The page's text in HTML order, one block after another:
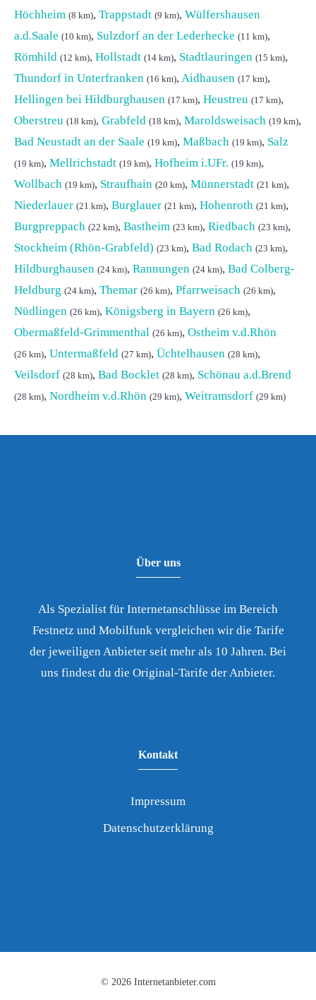
Höchheim (8 km), Trappstadt (9 km), Wülfershausen
a.d.Saale (10 km), Sulzdorf an der Lederhecke (11 km),
Römhild (12 km), Hollstadt (14 km), Stadtlauringen (15 km),
Thundorf in Unterfranken (16 km), Aidhausen (17 km),
Hellingen bei Hildburghausen (17 km), Heustreu (17 km),
Oberstreu (18 km), Grabfeld (18 km), Maroldsweisach (19 km),
Bad Neustadt an der Saale (19 km), Maßbach (19 km), Salz
(19 km), Mellrichstadt (19 km), Hofheim i.UFr. (19 km),
Wollbach (19 km), Straufhain (20 km), Münnerstadt (21 km),
Niederlauer (21 km), Burglauer (21 km), Hohenroth (21 km),
Burgpreppach (22 km), Bastheim (23 km), Riedbach (23 km),
Stockheim (Rhön-Grabfeld) (23 km), Bad Rodach (23 km),
Hildburghausen (24 km), Rannungen (24 km), Bad Colberg-
Heldburg (24 km), Themar (26 km), Pfarrweisach (26 km),
Nüdlingen (26 km), Königsberg in Bayern (26 km),
Obermaßfeld-Grimmenthal (26 km), Ostheim v.d.Rhön
(26 km), Untermaßfeld (27 km), Üchtelhausen (28 km),
Veilsdorf (28 km), Bad Bocklet (28 km), Schönau a.d.Brend
(28 km), Nordheim v.d.Rhön (29 km), Weitramsdorf (29 km)
Über uns
Als Spezialist für Internetanschlüsse im Bereich
Festnetz und Mobilfunk vergleichen wir die Tarife
der jeweiligen Anbieter seit mehr als 10 Jahren. Bei
uns findest du die Original-Tarife der Anbieter.
Kontakt
Impressum
Datenschutzerklärung
© 2026 Internetanbieter.com